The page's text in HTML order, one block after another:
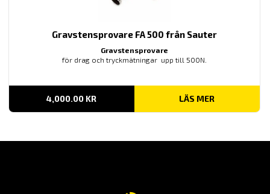
Gravstensprovare FA 500 från Sauter
Gravstensprovare
för drag och tryckmätningar upp till 500N.
4,000.00 KR LÄS MER